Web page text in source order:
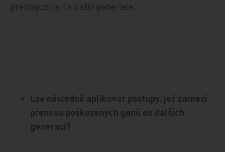
predispozice na další generace.
Lze následně aplikovat postupy, jež zamezí
přenosu poškozených genů do dalších
generací?